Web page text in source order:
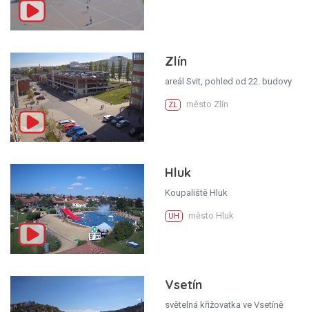
Zlín
areál Svit, pohled od 22. budovy
ZL město Zlín
Hluk
Koupaliště Hluk
UH město Hluk
Vsetín
světelná křižovatka ve Vsetíně